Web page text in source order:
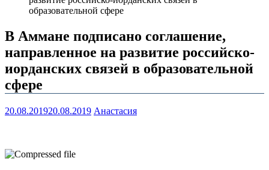
образовательной сфере
В Аммане подписано соглашение,
направленное на развитие российско-
иорданских связей в образовательной
сфере
20.08.201920.08.2019 Анастасия